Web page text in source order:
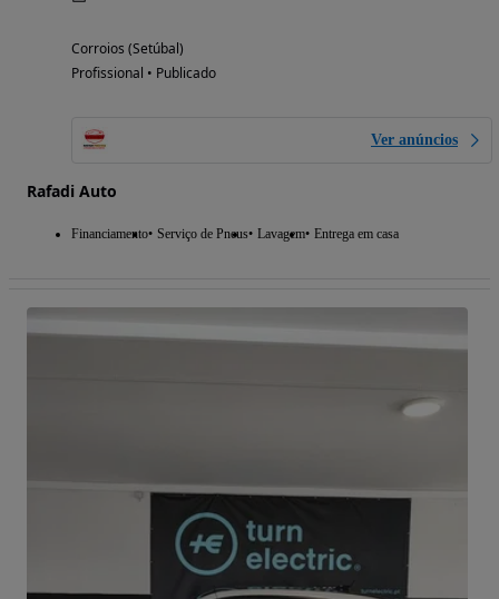
Corroios (Setúbal)
Profissional • Publicado
Ver anúncios
Rafadi Auto
Financiamento Serviço de Pneus Lavagem Entrega em casa